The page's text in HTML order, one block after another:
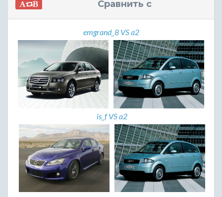
Сравнить с
emgrand_8 VS a2
is_f VS a2